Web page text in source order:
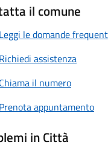
il comune
Leggi le domande
Richiedi assistenza
Chiama il numero
Prenota appuntamento
in Città